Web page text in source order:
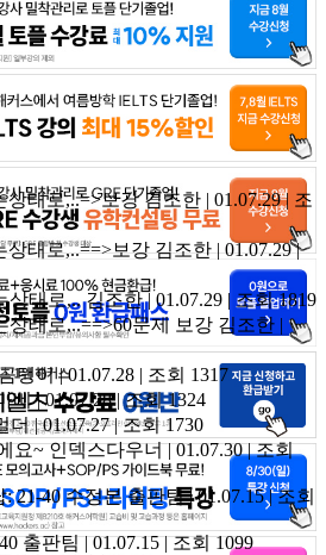
상태로,..=>보강김조한 | 01.07.29 | 조
상태로,..==>보강김조한 | 01.07.29 |
상태로,..김조한 | 01.07.29 | 조회 1819
상태로,..==>60문제 보강 김조한 |
탱이 | 01.07.28 | 조회 1317
삐 | 01.07.28 | 조회 1324
더 | 01.07.27 | 조회 1730
요~인덱스다우너 | 01.07.30 | 조회
: 21-40 수정본출판팀 | 01.07.15 | 조회
출판팀 | 01.07.15 | 조회 1099